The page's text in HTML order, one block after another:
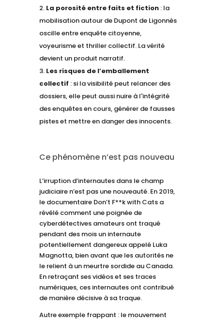
La porosité entre faits et fiction: la
mobilisation autour de Dupont de Ligonnès
oscille entre enquête citoyenne,
voyeurisme et thriller collectif. La vérité
devient un produit narratif.
Les risques de l’emballement
collectif : si la visibilité peut relancer des
dossiers, elle peut aussi nuire à l'intégrité
des enquêtes en cours, générer de fausses
pistes et mettre en danger des innocents.
Ce phénomène n’est pas nouveau
L’irruption d’internautes dans le champ
judiciaire n’est pas une nouveauté. En 2019,
le documentaire Don’t F**k with Cats a
révélé comment une poignée de
cyberdétectives amateurs ont traqué
pendant des mois un internaute
potentiellement dangereux appelé Luka
Magnotta, bien avant que les autorités ne
le relient à un meurtre sordide au Canada.
En retraçant ses vidéos et ses traces
numériques, ces internautes ont contribué
de manière décisive à sa traque.
Autre exemple frappant : le mouvement